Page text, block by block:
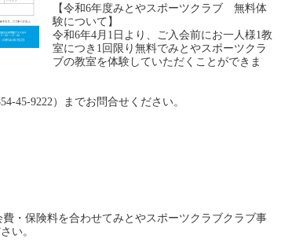
【令和6年度みとやスポーツクラブ 無料体
験について】
令和6年4月1日より、ご入会前にお一人様1教
室につき1回限り無料でみとやスポーツクラ
ブの教室を体験していただくことができま
45-9222）までお問合せください。
・保険料を合わせてみとやスポーツクラブクラブ事
い。